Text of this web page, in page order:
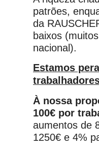
patrões,
da
baixos
nacional).
Estamos
À nossa
100€ por
aumentos de
1250€ e 4%